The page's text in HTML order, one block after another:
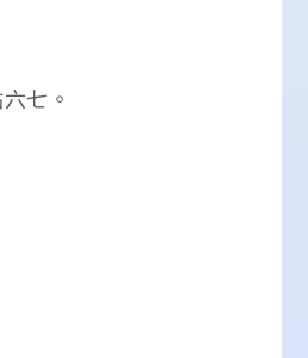
七。